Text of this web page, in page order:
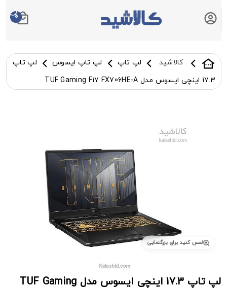
0
کالاشید لپ تاپ لپ تاپ ایسوس
لپ تاپ
17.3 اینچی ایسوس مدل TUF Gaming F17 FX706HE-A
لمس کنید برای بزرگنمایی
لپ تاپ 17.3 اینچی ایسوس مدل TUF Gaming